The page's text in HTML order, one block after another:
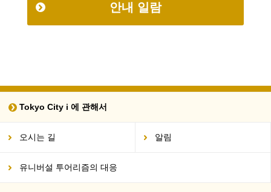
안내 일람
Tokyo City i 에 관해서
오시는 길 알림
유니버설 투어리즘의 대응